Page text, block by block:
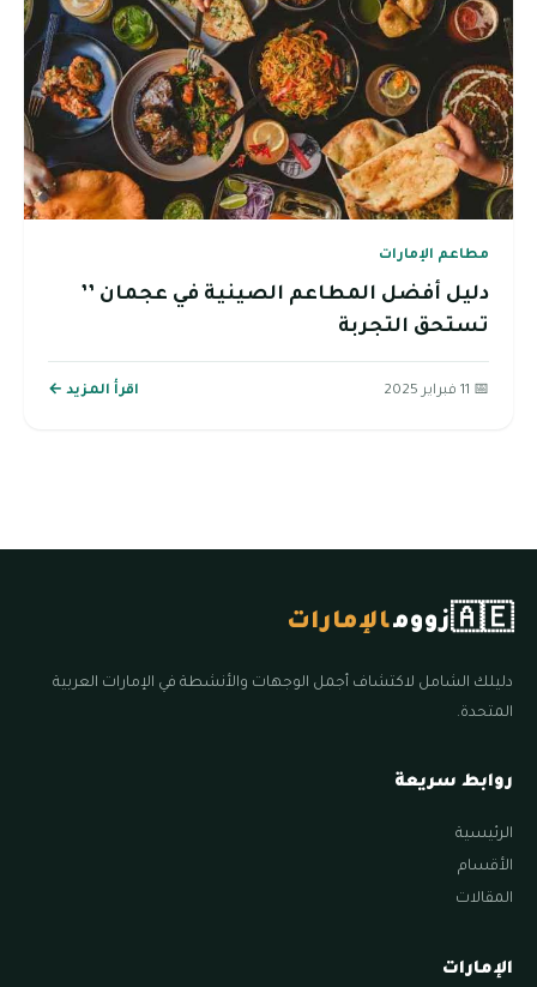
مطاعم الإمارات
دليل أفضل المطاعم الصينية في عجمان ’’
تستحق التجربة
📅 11 فبراير 2025 اقرأ المزيد ←
🇦🇪زوومالإمارات
دليلك الشامل لاكتشاف أجمل الوجهات والأنشطة في الإمارات العربية
المتحدة.
روابط سريعة
الرئيسية
الأقسام
المقالات
الإمارات